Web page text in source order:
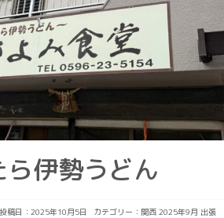
伊勢うどん
投稿日：2025年10月5日 カテゴリー： 関西 2025年9月 出張